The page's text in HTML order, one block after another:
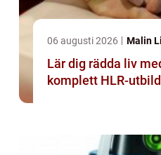
06 augusti 2026 Malin
Lär dig rädda liv
komplett HLR-